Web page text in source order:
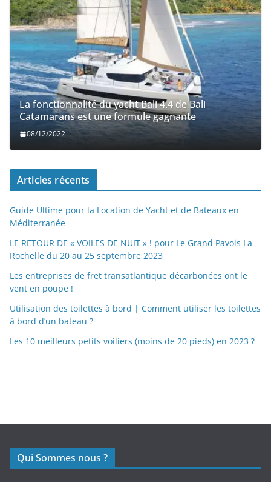
La fonctionnalité du yacht Bali 4.4 de Bali
Catamarans est une formule gagnante
08/12/2022
Articles récents
Guide Ultime pour la Location de Yacht et de Bateaux en
Méditerranée
LE RETOUR DE « VOILES DE NUIT » ! pour Le Grand Pavois La
Rochelle du 20 au 25 septembre 2023
Les entreprises de fret transatlantique décarbonées ont le
vent en poupe !
Utilisation des toilettes à bord | Comment utiliser les toilettes
à bord d’un bateau ?
Les 10 meilleurs petits voiliers (moins de 20 pieds) en 2023 ?
Qui Sommes nous ?